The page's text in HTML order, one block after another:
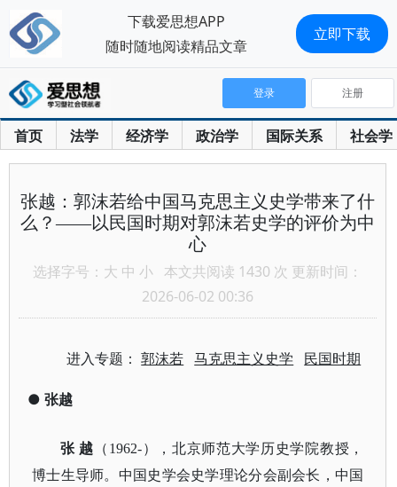
首页 法学 经济学 政治学 国际关系 社会学
登录 注册
张越：郭沫若给中国马克思主义史学带来了什
么？——以民国时期对郭沫若史学的评价为中
心
选择字号： 大 中 小 本文共阅读 1430 次 更新时间：
2026-06-02 00:36
进入专题：郭沫若 马克思主义史学 民国时期
● 张越
张 越 （ 1962-），北京师范大学历史学院教授，
博士生导师。中国史学会史学理论分会副会长，中国
下载爱思想APP
随时随地阅读精品文章
立即下载